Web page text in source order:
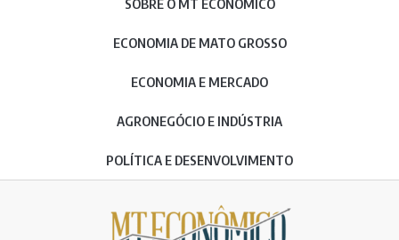
SOBRE O MT ECONÔMICO
ECONOMIA DE MATO GROSSO
ECONOMIA E MERCADO
AGRONEGÓCIO E INDÚSTRIA
POLÍTICA E DESENVOLVIMENTO